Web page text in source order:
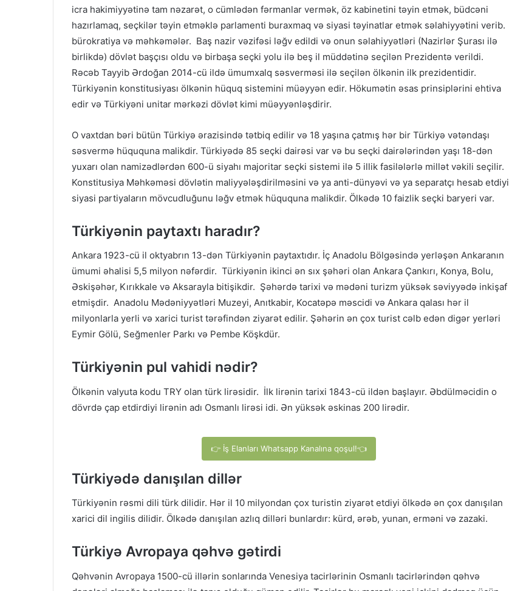
icra hakimiyyətinə tam nəzarət, o cümlədən fərmanlar vermək, öz kabinetini təyin etmək, büdcəni
hazırlamaq, seçkilər təyin etməklə parlamenti buraxmaq və siyasi təyinatlar etmək səlahiyyətini verib.
bürokratiya və məhkəmələr. Baş nazir vəzifəsi ləğv edildi və onun səlahiyyətləri (Nazirlər Şurası ilə
birlikdə) dövlət başçısı oldu və birbaşa seçki yolu ilə beş il müddətinə seçilən Prezidentə verildi.
Rəcəb Tayyib Ərdoğan 2014-cü ildə ümumxalq səsverməsi ilə seçilən ölkənin ilk prezidentidir.
Türkiyənin konstitusiyası ölkənin hüquq sistemini müəyyən edir. Hökumətin əsas prinsiplərini ehtiva
edir və Türkiyəni unitar mərkəzi dövlət kimi müəyyənləşdirir.
O vaxtdan bəri bütün Türkiyə ərazisində tətbiq edilir və 18 yaşına çatmış hər bir Türkiyə vətəndaşı
səsvermə hüququna malikdir. Türkiyədə 85 seçki dairəsi var və bu seçki dairələrindən yaşı 18-dən
yuxarı olan namizədlərdən 600-ü siyahı majoritar seçki sistemi ilə 5 illik fasilələrlə millət vəkili seçilir.
Konstitusiya Məhkəməsi dövlətin maliyyələşdirilməsini və ya anti-dünyəvi və ya separatçı hesab etdiyi
siyasi partiyaların mövcudluğunu ləğv etmək hüququna malikdir. Ölkədə 10 faizlik seçki baryeri var.
Türkiyənin paytaxtı haradır?
Ankara 1923-cü il oktyabrın 13-dən Türkiyənin paytaxtıdır. İç Anadolu Bölgəsində yerləşən Ankaranın
ümumi əhalisi 5,5 milyon nəfərdir. Türkiyənin ikinci ən sıx şəhəri olan Ankara Çankırı, Konya, Bolu,
Əskişəhər, Kırıkkale və Aksarayla bitişikdir. Şəhərdə tarixi və mədəni turizm yüksək səviyyədə inkişaf
etmişdir. Anadolu Mədəniyyətləri Muzeyi, Anıtkabir, Kocatəpə məscidi və Ankara qalası hər il
milyonlarla yerli və xarici turist tərəfindən ziyarət edilir. Şəhərin ən çox turist cəlb edən digər yerləri
Eymir Gölü, Seğmenler Parkı və Pembe Köşkdür.
Türkiyənin pul vahidi nədir?
Ölkənin valyuta kodu TRY olan türk lirəsidir. İlk lirənin tarixi 1843-cü ildən başlayır. Əbdülməcidin o
dövrdə çap etdirdiyi lirənin adı Osmanlı lirəsi idi. Ən yüksək əskinas 200 lirədir.
👉 İş Elanları Whatsapp Kanalına qoşul!👈
Türkiyədə danışılan dillər
Türkiyənin rəsmi dili türk dilidir. Hər il 10 milyondan çox turistin ziyarət etdiyi ölkədə ən çox danışılan
xarici dil ingilis dilidir. Ölkədə danışılan azlıq dilləri bunlardır: kürd, ərəb, yunan, erməni və zazaki.
Türkiyə Avropaya qəhvə gətirdi
Qəhvənin Avropaya 1500-cü illərin sonlarında Venesiya tacirlərinin Osmanlı tacirlərindən qəhvə